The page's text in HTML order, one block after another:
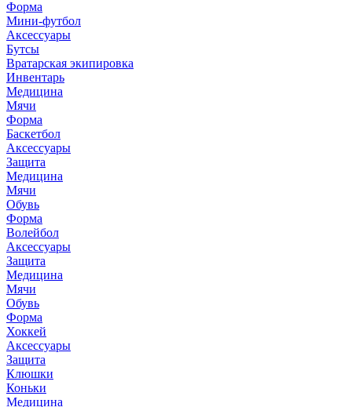
Форма
Мини-футбол
Аксессуары
Бутсы
Вратарская экипировка
Инвентарь
Медицина
Мячи
Форма
Баскетбол
Аксессуары
Защита
Медицина
Мячи
Обувь
Форма
Волейбол
Аксессуары
Защита
Медицина
Мячи
Обувь
Форма
Хоккей
Аксессуары
Защита
Клюшки
Коньки
Медицина